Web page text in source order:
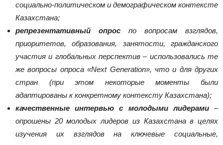
социально-политическом и демографическом контексте
Казахстана;
репрезентативный опрос по вопросам взглядов,
приоритетов, образования, занятости, гражданского
участия и глобальных перспектив – использовались те
же вопросы опроса «Next Generation», что и для других
стран (при этом некоторые моменты были
адаптированы к конкретному контексту Казахстана);
качественные интервью с молодыми лидерами–
опрошены 20 молодых лидеров из Казахстана в целях
изучения их взглядов на ключевые социальные,